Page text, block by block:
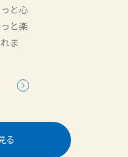
と心
と楽
ま
る